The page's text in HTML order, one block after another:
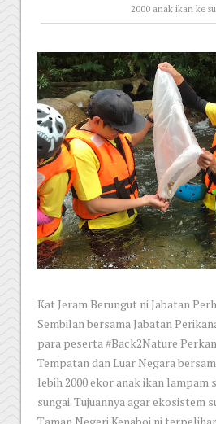
2000 anak ikan ke
Kat Jeram Berungut ni Jabatan
Sembilan bersama Jabatan
para peserta #Back2Nature
Tempatan dan Luar Negara
lebih 2000 ekor anak ikan lampam
sungai. Tujuannya agar ekosistem